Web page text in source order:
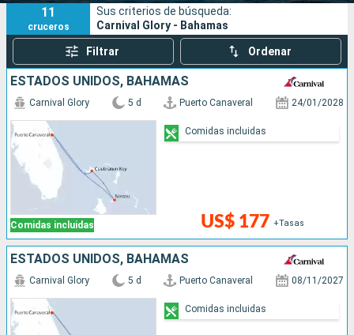
Buscar
11
cruceros
Sus criterios de búsqueda:
Carnival Glory - Bahamas
Filtrar Ordenar
ESTADOS UNIDOS, BAHAMAS
Comidas incluidas
Carnival Glory 5 d Puerto Canaveral 24/01/2028
US$ 177 +Tasas
Comidas incluidas
ESTADOS UNIDOS, BAHAMAS
Carnival Glory 5 d Puerto Canaveral 08/11/2027
Comidas incluidas